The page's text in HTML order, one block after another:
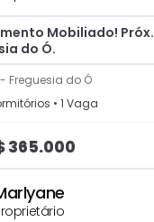
Mobiliado!
do Ó.
Freguesia do Ó
s • 1 Vaga
365.000